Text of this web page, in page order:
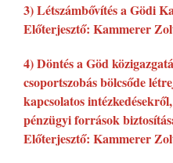
3) Létszámbővítés a Gödi
Előterjesztő: Kammerer
4) Döntés a Göd
csoportszobás bölcsőde
kapcsolatos
pénzügyi források
Előterjesztő: Kammerer